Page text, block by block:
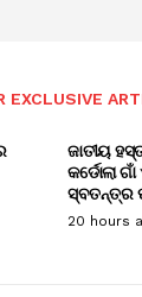
EXCLUSIVE
ଜାତୀୟ
କର୍ଡୋଲା
ସ୍ବତନ୍ତ୍ର
20 hours